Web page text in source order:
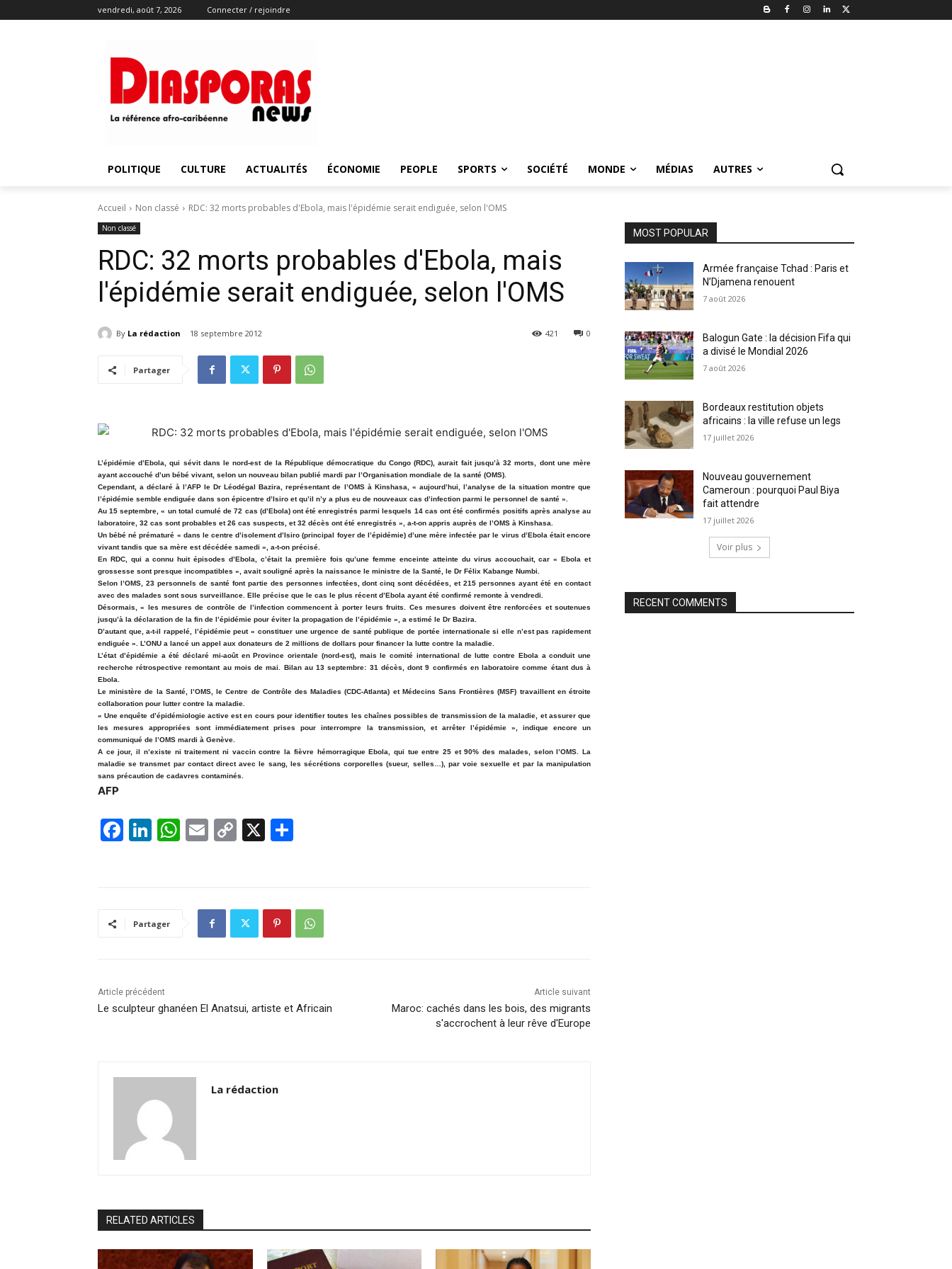
vendredi, août 7, 2026 Connecter / rejoindre
POLITIQUE CULTURE ACTUALITÉS ÉCONOMIE PEOPLE SPORTS SOCIÉTÉ MONDE MÉDIAS AUTRES
Accueil Non classé RDC: 32 morts probables d'Ebola, mais l'épidémie serait endiguée, selon l'OMS
Non classé
RDC: 32 morts probables d'Ebola, mais
l'épidémie serait endiguée, selon l'OMS
By La rédaction 18 septembre 2012 0
421
Partager
L’épidémie d’Ebola, qui sévit dans le nord-est de la République démocratique du Congo (RDC), aurait fait jusqu’à 32 morts, dont une mère
ayant accouché d’un bébé vivant, selon un nouveau bilan publié mardi par l’Organisation mondiale de la santé (OMS).
Cependant, a déclaré à l’AFP le Dr Léodégal Bazira, représentant de l’OMS à Kinshasa, « aujourd’hui, l’analyse de la situation montre que
l’épidémie semble endiguée dans son épicentre d’Isiro et qu’il n’y a plus eu de nouveaux cas d’infection parmi le personnel de santé ».
Au 15 septembre, « un total cumulé de 72 cas (d’Ebola) ont été enregistrés parmi lesquels 14 cas ont été confirmés positifs après analyse au
laboratoire, 32 cas sont probables et 26 cas suspects, et 32 décès ont été enregistrés », a-t-on appris auprès de l’OMS à Kinshasa.
Un bébé né prématuré « dans le centre d’isolement d’Isiro (principal foyer de l’épidémie) d’une mère infectée par le virus d’Ebola était encore
vivant tandis que sa mère est décédée samedi », a-t-on précisé.
En RDC, qui a connu huit épisodes d’Ebola, c’était la première fois qu’une femme enceinte atteinte du virus accouchait, car « Ebola et
grossesse sont presque incompatibles », avait souligné après la naissance le ministre de la Santé, le Dr Félix Kabange Numbi.
Selon l’OMS, 23 personnels de santé font partie des personnes infectées, dont cinq sont décédées, et 215 personnes ayant été en contact
avec des malades sont sous surveillance. Elle précise que le cas le plus récent d’Ebola ayant été confirmé remonte à vendredi.
Désormais, « les mesures de contrôle de l’infection commencent à porter leurs fruits. Ces mesures doivent être renforcées et soutenues
jusqu’à la déclaration de la fin de l’épidémie pour éviter la propagation de l’épidémie », a estimé le Dr Bazira.
D’autant que, a-t-il rappelé, l’épidémie peut « constituer une urgence de santé publique de portée internationale si elle n’est pas rapidement
endiguée ». L’ONU a lancé un appel aux donateurs de 2 millions de dollars pour financer la lutte contre la maladie.
L’état d’épidémie a été déclaré mi-août en Province orientale (nord-est), mais le comité international de lutte contre Ebola a conduit une
recherche rétrospective remontant au mois de mai. Bilan au 13 septembre: 31 décès, dont 9 confirmés en laboratoire comme étant dus à
Ebola.
Le ministère de la Santé, l’OMS, le Centre de Contrôle des Maladies (CDC-Atlanta) et Médecins Sans Frontières (MSF) travaillent en étroite
collaboration pour lutter contre la maladie.
« Une enquête d’épidémiologie active est en cours pour identifier toutes les chaînes possibles de transmission de la maladie, et assurer que
les mesures appropriées sont immédiatement prises pour interrompre la transmission, et arrêter l’épidémie », indique encore un
communiqué de l’OMS mardi à Genève.
A ce jour, il n’existe ni traitement ni vaccin contre la fièvre hémorragique Ebola, qui tue entre 25 et 90% des malades, selon l’OMS. La
maladie se transmet par contact direct avec le sang, les sécrétions corporelles (sueur, selles…), par voie sexuelle et par la manipulation
sans précaution de cadavres contaminés.
AFP
F
b
k
Li
dI
W E
C
Li
n
X
er
Partager
Article précédent
Le sculpteur ghanéen El Anatsui, artiste et Africain
Article suivant
Maroc: cachés dans les bois, des migrants
s'accrochent à leur rêve d'Europe
La rédaction
RELATED ARTICLES
MOST POPULAR
Armée française Tchad : Paris et
N’Djamena renouent
7 août 2026
Balogun Gate : la décision Fifa qui
a divisé le Mondial 2026
7 août 2026
Bordeaux restitution objets
africains : la ville refuse un legs
17 juillet 2026
Nouveau gouvernement
Cameroun : pourquoi Paul Biya
fait attendre
17 juillet 2026
Voir plus
RECENT COMMENTS